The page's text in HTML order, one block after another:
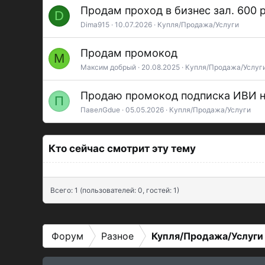
D Продам проход в бизнес зал. 600
Dima915 10.07.2026 Купля/Продажа/Услуги
М Продам промокод
Максим добрый 20.08.2025 Купля/Продажа/
П Продаю промокод подписка ИВИ
ПавелGdue 05.05.2026 Купля/Продажа/Услуги
Кто сейчас смотрит эту тему
Всего: 1 (пользователей: 0, гостей: 1)
Форум Разное Купля/Продажа/Услуги